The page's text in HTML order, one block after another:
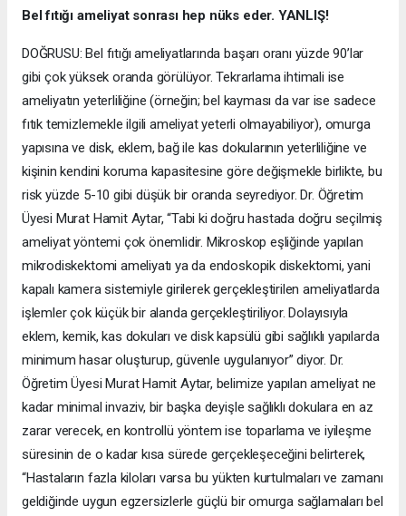
Bel fıtığı ameliyat sonrası hep nüks eder. YANLIŞ!
DOĞRUSU: Bel fıtığı ameliyatlarında başarı oranı yüzde 90’lar
gibi çok yüksek oranda görülüyor. Tekrarlama ihtimali ise
ameliyatın yeterliliğine (örneğin; bel kayması da var ise sadece
fıtık temizlemekle ilgili ameliyat yeterli olmayabiliyor), omurga
yapısına ve disk, eklem, bağ ile kas dokularının yeterliliğine ve
kişinin kendini koruma kapasitesine göre değişmekle birlikte, bu
risk yüzde 5-10 gibi düşük bir oranda seyrediyor. Dr. Öğretim
Üyesi Murat Hamit Aytar, “Tabi ki doğru hastada doğru seçilmiş
ameliyat yöntemi çok önemlidir. Mikroskop eşliğinde yapılan
mikrodiskektomi ameliyatı ya da endoskopik diskektomi, yani
kapalı kamera sistemiyle girilerek gerçekleştirilen ameliyatlarda
işlemler çok küçük bir alanda gerçekleştiriliyor. Dolayısıyla
eklem, kemik, kas dokuları ve disk kapsülü gibi sağlıklı yapılarda
minimum hasar oluşturup, güvenle uygulanıyor” diyor. Dr.
Öğretim Üyesi Murat Hamit Aytar, belimize yapılan ameliyat ne
kadar minimal invaziv, bir başka deyişle sağlıklı dokulara en az
zarar verecek, en kontrollü yöntem ise toparlama ve iyileşme
süresinin de o kadar kısa sürede gerçekleşeceğini belirterek,
“Hastaların fazla kiloları varsa bu yükten kurtulmaları ve zamanı
geldiğinde uygun egzersizlerle güçlü bir omurga sağlamaları bel